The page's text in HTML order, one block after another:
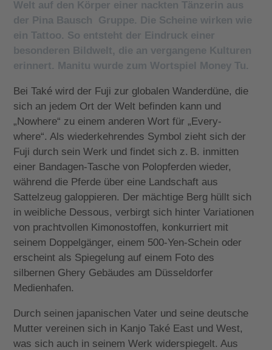
Welt auf den Körper einer nackten Tänzerin aus
der Pina Bausch Gruppe. Die Scheine wirken wie
ein Tattoo. So entsteht der Eindruck einer
besonderen Bildwelt, die an vergangene Kulturen
erinnert. Manitu wurde zum Wortspiel Money Tu.
Bei Také wird der Fuji zur globalen Wanderdüne, die
sich an jedem Ort der Welt befinden kann und
„Nowhere“ zu einem anderen Wort für „Every-
where“. Als wiederkehrendes Symbol zieht sich der
Fuji durch sein Werk und findet sich z. B. inmitten
einer Bandagen-Tasche von Polopferden wieder,
während die Pferde über eine Landschaft aus
Sattelzeug galoppieren. Der mächtige Berg hüllt sich
in weibliche Dessous, verbirgt sich hinter Variationen
von prachtvollen Kimonostoffen, konkurriert mit
seinem Doppelgänger, einem 500-Yen-Schein oder
erscheint als Spiegelung auf einem Foto des
silbernen Ghery Gebäudes am Düsseldorfer
Medienhafen.
Durch seinen japanischen Vater und seine deutsche
Mutter vereinen sich in Kanjo Také East und West,
was sich auch in seinem Werk widerspiegelt. Aus